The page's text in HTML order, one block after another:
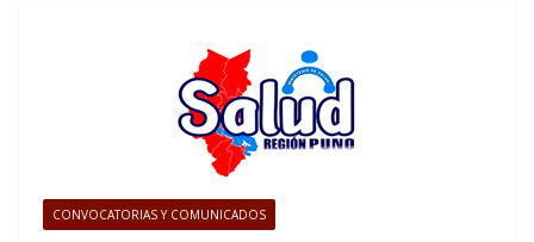
CONVOCATORIAS Y COMUNICADOS